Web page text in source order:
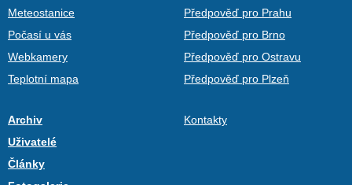
Meteostanice
Počasí u vás
Webkamery
Teplotní mapa
Předpověď pro Prahu
Předpověď pro Brno
Předpověď pro Ostravu
Předpověď pro Plzeň
Archiv
Uživatelé
Články
Kontakty